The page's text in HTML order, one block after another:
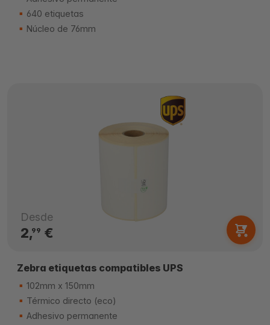
640 etiquetas
Núcleo de 76mm
Desde
2,99 €
Zebra etiquetas compatibles UPS
102mm x 150mm
Térmico directo (eco)
Adhesivo permanente